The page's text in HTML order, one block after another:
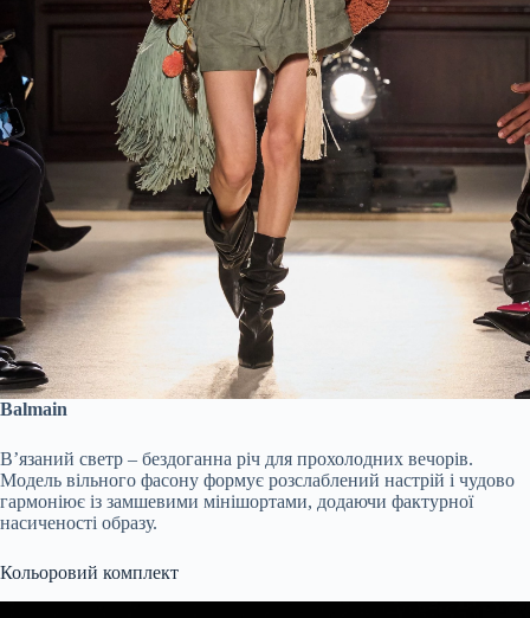
Balmain
В’язаний светр – бездоганна річ для прохолодних вечорів.
Модель вільного фасону формує розслаблений настрій і чудово
гармоніює із замшевими мінішортами, додаючи фактурної
насиченості образу.
Кольоровий комплект